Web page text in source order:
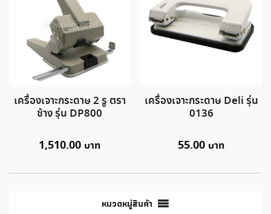
เครื่องเจาะกระดาษ 2 รู ตรา
ช้าง รุ่น DP800
1,510.00
เครื่องเจาะกระดาษ Deli รุ่น
0136
55.00
หมวดหมู่สินค้า